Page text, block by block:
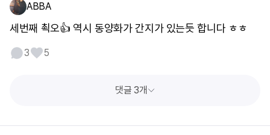
ABBA
세번째 쵝오👍 역시 동양화가 간지가 있는듯 합니다 ㅎㅎ
3 5
댓글 3개